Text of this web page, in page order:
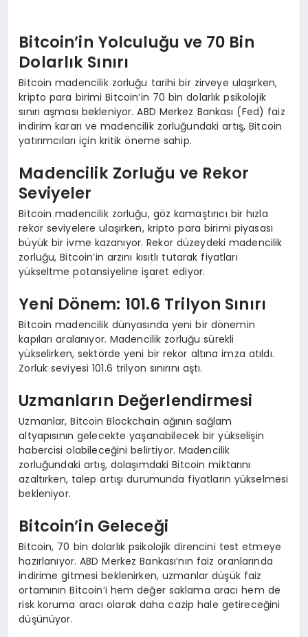
Bitcoin’in Yolculuğu ve 70 Bin
Dolarlık Sınırı
Bitcoin madencilik zorluğu tarihi bir zirveye ulaşırken,
kripto para birimi Bitcoin’in 70 bin dolarlık psikolojik
sınırı aşması bekleniyor. ABD Merkez Bankası (Fed) faiz
indirim kararı ve madencilik zorluğundaki artış, Bitcoin
yatırımcıları için kritik öneme sahip.
Madencilik Zorluğu ve Rekor
Seviyeler
Bitcoin madencilik zorluğu, göz kamaştırıcı bir hızla
rekor seviyelere ulaşırken, kripto para birimi piyasası
büyük bir ivme kazanıyor. Rekor düzeydeki madencilik
zorluğu, Bitcoin’in arzını kısıtlı tutarak fiyatları
yükseltme potansiyeline işaret ediyor.
Yeni Dönem: 101.6 Trilyon Sınırı
Bitcoin madencilik dünyasında yeni bir dönemin
kapıları aralanıyor. Madencilik zorluğu sürekli
yükselirken, sektörde yeni bir rekor altına imza atıldı.
Zorluk seviyesi 101.6 trilyon sınırını aştı.
Uzmanların Değerlendirmesi
Uzmanlar, Bitcoin Blockchain ağının sağlam
altyapısının gelecekte yaşanabilecek bir yükselişin
habercisi olabileceğini belirtiyor. Madencilik
zorluğundaki artış, dolaşımdaki Bitcoin miktarını
azaltırken, talep artışı durumunda fiyatların yükselmesi
bekleniyor.
Bitcoin’in Geleceği
Bitcoin, 70 bin dolarlık psikolojik direncini test etmeye
hazırlanıyor. ABD Merkez Bankası’nın faiz oranlarında
indirime gitmesi beklenirken, uzmanlar düşük faiz
ortamının Bitcoin’i hem değer saklama aracı hem de
risk koruma aracı olarak daha cazip hale getireceğini
düşünüyor.